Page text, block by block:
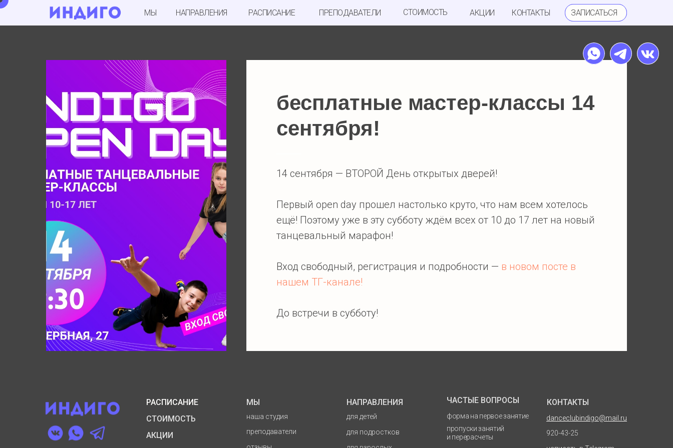
НАПРАВЛЕНИЯ РАСПИСАНИЕ СТОИМОСТЬ
МЫ АКЦИИ КОНТАКТЫ ЗАПИСАТЬСЯ
ПРЕПОДАВАТЕЛИ
бесплатные мастер-классы 14
сентября!
14 сентября — ВТОРОЙ День открытых дверей!
Первый open day прошел настолько круто, что нам всем хотелось
ещё! Поэтому уже в эту субботу ждём всех от 10 до 17 лет на новый
танцевальный марафон!
Вход свободный, регистрация и подробности — в новом посте в
нашем ТГ-канале!
До встречи в субботу!
для детей
для подростков
РАСПИСАНИЕ
СТОИМОСТЬ
АКЦИИ
ЧАСТЫЕ ВОПРОСЫ
форма на первое занятие
пропуски занятий
и перерасчеты
НАПРАВЛЕНИЯ
МЫ
наша студия
преподаватели
КОНТАКТЫ
danceclubindigo@mail.ru
920-43-25